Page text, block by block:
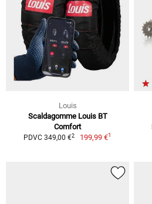
Louis
Scaldagomme Louis BT
Comfort
PDVC 349,00 €2 199,99 €1